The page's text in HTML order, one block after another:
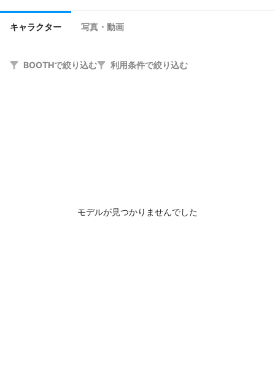
キャラクター 写真・動画
BOOTHで絞り込む 利用条件で絞り込む
モデルが見つかりませんでした